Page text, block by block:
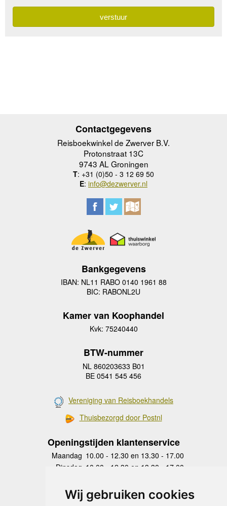
Wij gebruiken cookies
Contactgegevens
Reisboekwinkel de Zwerver B.V.
Protonstraat 13C
9743 AL Groningen
T: +31 (0)50 - 3 12 69 50
E: info@dezwerver.nl
Bankgegevens
IBAN: NL11 RABO 0140 1961 88
BIC: RABONL2U
Kamer van Koophandel
Kvk: 75240440
BTW-nummer
NL 860203633 B01
BE 0541 545 456
Vereniging van Reisboekhandels
Thuisbezorgd door Postnl
Openingstijden klantenservice
Maandag 10.00 - 12.30 en 13.30 - 17.00
Dinsdag 10.00 - 12.30 en 13.30 - 17.00
Donderdag
10.00 - 12.30 en 13.30 - 17.00
Vrijdag 10.00 - 12.30 en 13.30 - 17.00